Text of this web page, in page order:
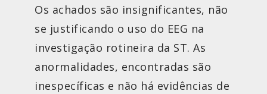
Os achados são insignificantes, não
se justificando o uso do EEG na
investigação rotineira da ST. As
anormalidades, encontradas são
inespecíficas e não há evidências de